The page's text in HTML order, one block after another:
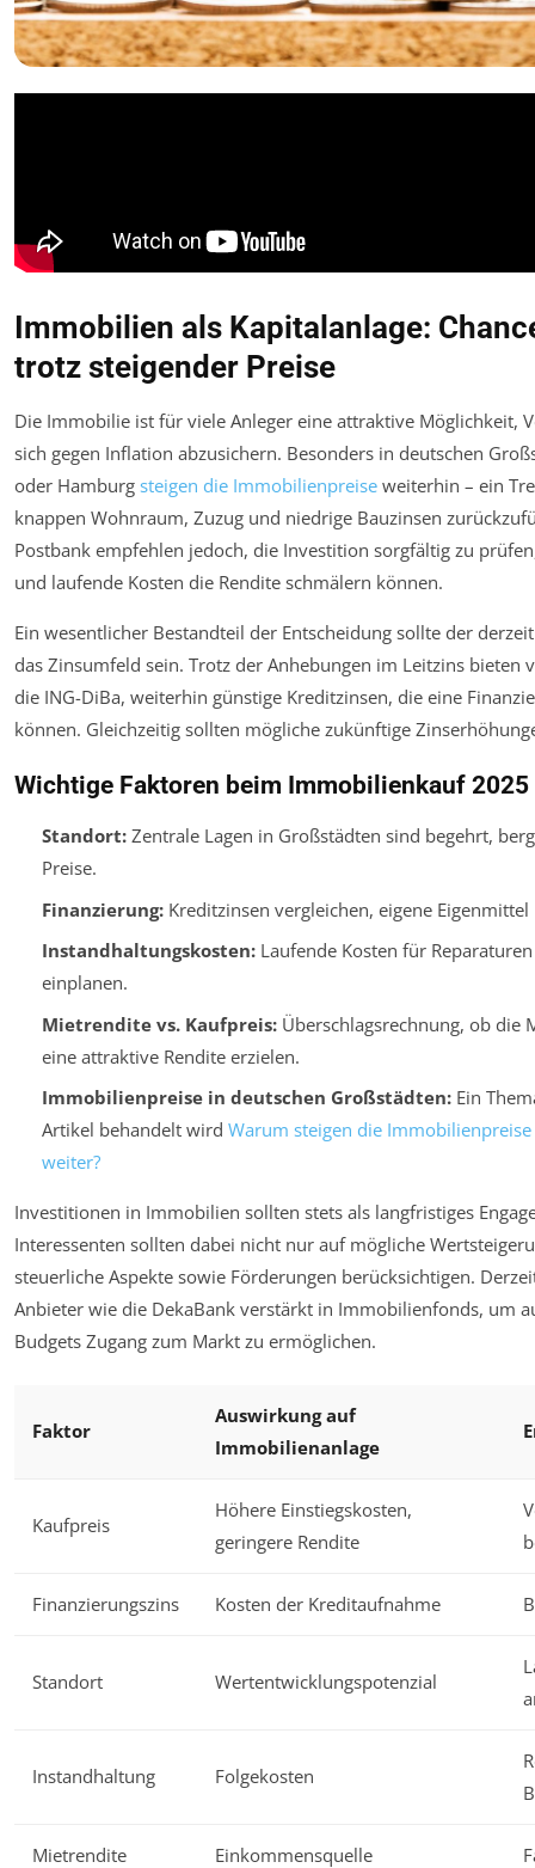
Immobilien als Kapitalanlage:
trotz steigender Preise
Die Immobilie ist für viele Anleger eine attraktive Möglichkeit,
sich gegen Inflation abzusichern. Besonders in deutschen
oder Hamburg steigen die Immobilienpreise weiterhin – ein
knappen Wohnraum, Zuzug und niedrige Bauzinsen
Postbank empfehlen jedoch, die Investition sorgfältig zu
und laufende Kosten die Rendite schmälern können.
Ein wesentlicher Bestandteil der Entscheidung sollte der
das Zinsumfeld sein. Trotz der Anhebungen im Leitzins bieten
die ING-DiBa, weiterhin günstige Kreditzinsen, die eine
können. Gleichzeitig sollten mögliche zukünftige
Wichtige Faktoren beim Immobilienkauf 2025
Standort:Zentrale Lagen in Großstädten sind begehrt,
Preise.
Finanzierung:Kreditzinsen vergleichen, eigene Eigenmittel
Instandhaltungskosten:Laufende Kosten für
einplanen.
Mietrendite vs. Kaufpreis:Überschlagsrechnung, ob die
eine attraktive Rendite erzielen.
Immobilienpreise in deutschen Großstädten:Ein
Artikel behandelt wird Warum steigen die
weiter?
Investitionen in Immobilien sollten stets als langfristiges
Interessenten sollten dabei nicht nur auf mögliche
steuerliche Aspekte sowie Förderungen berücksichtigen.
Anbieter wie die DekaBank verstärkt in Immobilienfonds, um
Budgets Zugang zum Markt zu ermöglichen.
Faktor
Auswirkung auf
Immobilienanlage
Kaufpreis
Höhere Einstiegskosten,
geringere Rendite
Finanzierungszins Kosten der Kreditaufnahme
Standort Wertentwicklungspotenzial
Instandhaltung Folgekosten
Mietrendite Einkommensquelle